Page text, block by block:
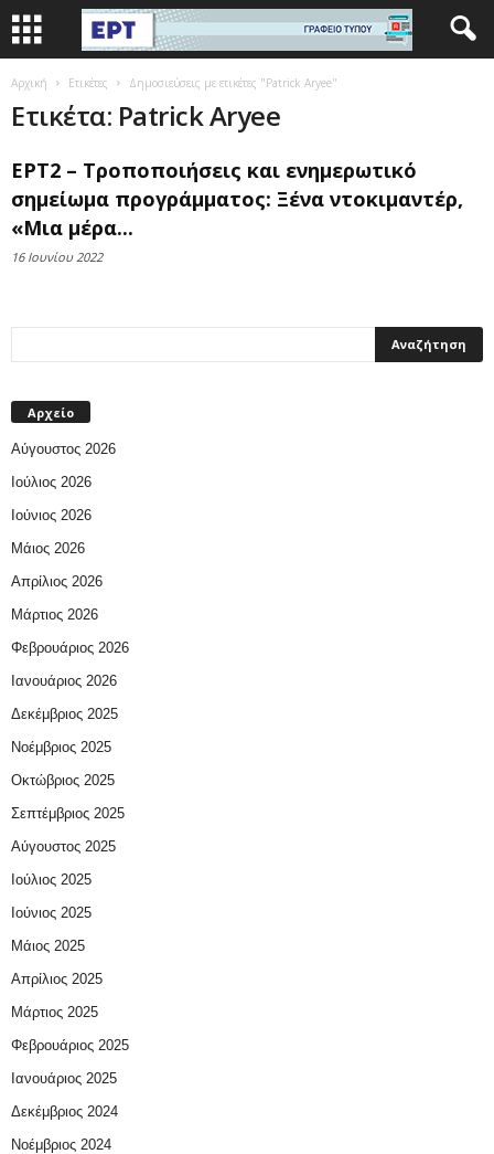
Αρχική Ετικέτες Δημοσιεύσεις με ετικέτες "Patrick Aryee"
Ετικέτα: Patrick Aryee
ΕΡΤ2 – Τροποποιήσεις και ενημερωτικό
σημείωμα προγράμματος: Ξένα ντοκιμαντέρ,
«Μια μέρα...
16 Ιουνίου 2022
Αρχείο
Αύγουστος 2026
Ιούλιος 2026
Ιούνιος 2026
Μάιος 2026
Απρίλιος 2026
Μάρτιος 2026
Φεβρουάριος 2026
Ιανουάριος 2026
Δεκέμβριος 2025
Νοέμβριος 2025
Οκτώβριος 2025
Σεπτέμβριος 2025
Αύγουστος 2025
Ιούλιος 2025
Ιούνιος 2025
Μάιος 2025
Απρίλιος 2025
Μάρτιος 2025
Φεβρουάριος 2025
Ιανουάριος 2025
Δεκέμβριος 2024
Νοέμβριος 2024